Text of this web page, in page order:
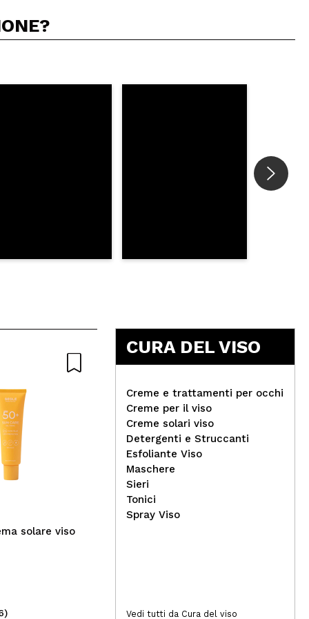
solare viso
Ondo Beauty 36.5 -
Shampoo solido syndet 70g
- Pantenolo e cocco
(1)
CURA DEL VISO
Creme e trattamenti per occhi
Creme per il viso
Creme solari viso
Detergenti e Struccanti
Esfoliante Viso
Maschere
Sieri
Tonici
Spray Viso
Vedi tutti da Cura del viso